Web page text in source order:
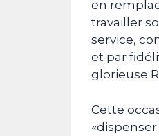
en
travailler
service,
et par
glorieuse
Cette